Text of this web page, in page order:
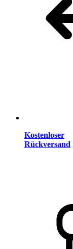
Kostenloser
Rückversand